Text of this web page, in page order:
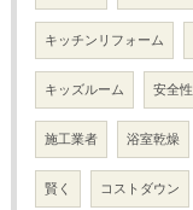
キッチンリフォーム
キッズルーム 安全性
施工業者 浴室乾燥
賢く コストダウン